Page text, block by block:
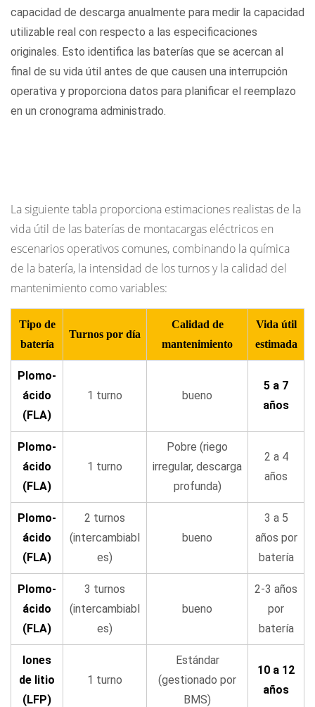
capacidad de descarga anualmente para medir la capacidad
utilizable real con respecto a las especificaciones
originales. Esto identifica las baterías que se acercan al
final de su vida útil antes de que causen una interrupción
operativa y proporciona datos para planificar el reemplazo
en un cronograma administrado.
La siguiente tabla proporciona estimaciones realistas de la
vida útil de las baterías de montacargas eléctricos en
escenarios operativos comunes, combinando la química
de la batería, la intensidad de los turnos y la calidad del
mantenimiento como variables:
Tipo de
batería
Turnos por día
Calidad de
mantenimiento
Vida útil
estimada
Plomo-
ácido
(FLA)
1 turno bueno
5 a 7
años
Plomo-
ácido
(FLA)
1 turno
Pobre (riego
irregular, descarga
profunda)
2 a 4
años
Plomo-
ácido
(FLA)
2 turnos
(intercambiabl
es)
bueno
3 a 5
años por
batería
Plomo-
ácido
(FLA)
3 turnos
(intercambiabl
es)
bueno
2-3 años
por
batería
Iones
de litio
(LFP)
1 turno
Estándar
(gestionado por
BMS)
10 a 12
años